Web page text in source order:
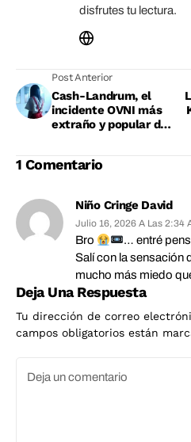
disfrutes tu lectura.
Post Anterior
Cash-Landrum, el
incidente OVNI más
extraño y popular de
1 Comentario
Niño Cringe David
Julio 16, 2026 A Las 2:34
Bro
… entré
Salí con la sensación
mucho más miedo
Deja Una Respuesta
Tu dirección de correo
campos obligatorios están